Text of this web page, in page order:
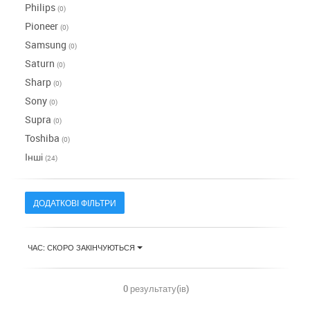
Philips (0)
Pioneer (0)
Samsung (0)
Saturn (0)
Sharp (0)
Sony (0)
Supra (0)
Toshiba (0)
Інші (24)
ДОДАТКОВІ ФІЛЬТРИ
ЧАС: СКОРО ЗАКІНЧУЮТЬСЯ
0 результату(ів)